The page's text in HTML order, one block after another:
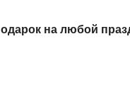
на любой